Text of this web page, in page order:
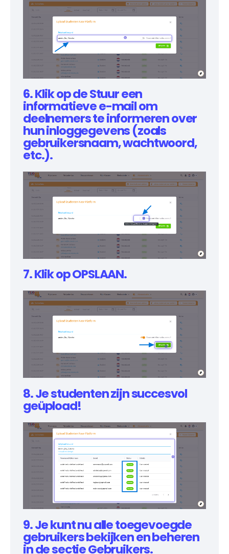
6. Klik op de Stuur een
informatieve e-mail om
deelnemers te informeren over
hun inloggegevens (zoals
gebruikersnaam, wachtwoord,
etc.).
7. Klik op OPSLAAN.
8. Je studenten zijn succesvol
geüpload!
9. Je kunt nu alle toegevoegde
gebruikers bekijken en beheren
in de sectie Gebruikers.